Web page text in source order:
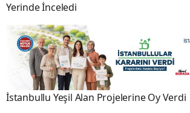
Yerinde İnceledi
İstanbullu Yeşil Alan Projelerine Oy Verdi